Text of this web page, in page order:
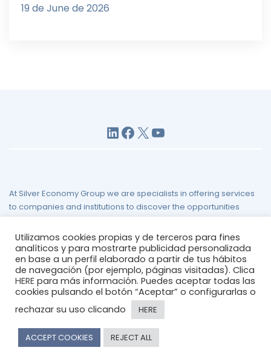
19 de June de 2026
LinkedIn
Facebook
X YouTube
At Silver Economy Group we are specialists in offering services
to companies and institutions to discover the opportunities
presented by the challenge of demographic aging.
Legal Notice/Privacy Policy /Cookies Policy/Site Map
© 2026 silvereconomygroup
Utilizamos cookies propias y de terceros para fines
analíticos y para mostrarte publicidad personalizada
en base a un perfil elaborado a partir de tus hábitos
de navegación (por ejemplo, páginas visitadas). Clica
HERE para más información. Puedes aceptar todas las
cookies pulsando el botón “Aceptar” o configurarlas o
rechazar su uso clicando
HERE
ACCEPT COOKIES REJECT ALL